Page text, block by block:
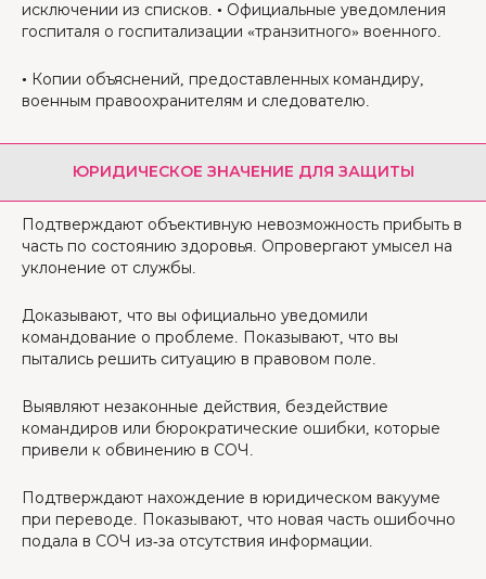
исключении из списков. • Официальные уведомления
госпиталя о госпитализации «транзитного» военного.
• Копии объяснений, предоставленных командиру,
военным правоохранителям и следователю.
ЮРИДИЧЕСКОЕ ЗНАЧЕНИЕ ДЛЯ ЗАЩИТЫ
Подтверждают объективную невозможность прибыть в
часть по состоянию здоровья. Опровергают умысел на
уклонение от службы.
Доказывают, что вы официально уведомили
командование о проблеме. Показывают, что вы
пытались решить ситуацию в правовом поле.
Выявляют незаконные действия, бездействие
командиров или бюрократические ошибки, которые
привели к обвинению в СОЧ.
Подтверждают нахождение в юридическом вакууме
при переводе. Показывают, что новая часть ошибочно
подала в СОЧ из-за отсутствия информации.